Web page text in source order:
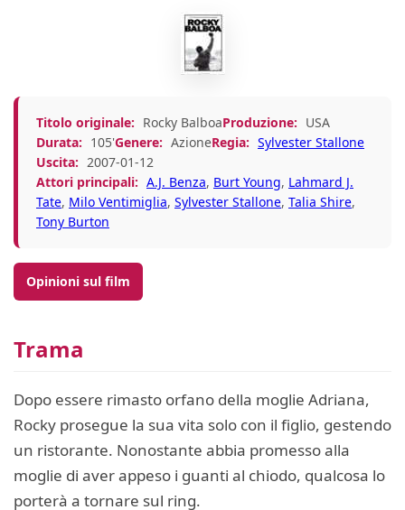
Titolo originale: Rocky BalboaProduzione: USA
Durata: 105'Genere: AzioneRegia: Sylvester Stallone
Uscita: 2007-01-12
Attori principali: A.J. Benza, Burt Young, Lahmard J.
Tate, Milo Ventimiglia, Sylvester Stallone, Talia Shire,
Tony Burton
Opinioni sul film
Trama
Dopo essere rimasto orfano della moglie Adriana,
Rocky prosegue la sua vita solo con il figlio, gestendo
un ristorante. Nonostante abbia promesso alla
moglie di aver appeso i guanti al chiodo, qualcosa lo
porterà a tornare sul ring.